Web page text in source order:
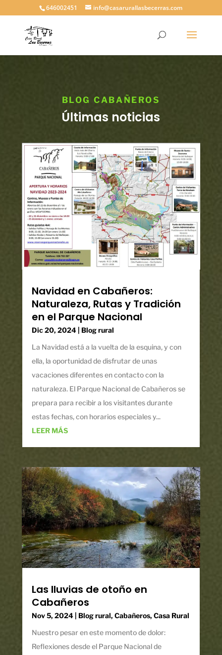
646002451 info@casarurallasbecerras.com
BLOG CABAÑEROS
Últimas noticias
Navidad en Cabañeros:
Naturaleza, Rutas y Tradición
en el Parque Nacional
Dic 20, 2024| Blog rural
La Navidad está a la vuelta de la esquina, y con
ella, la oportunidad de disfrutar de unas
vacaciones diferentes en contacto con la
naturaleza. El Parque Nacional de Cabañeros se
prepara para recibir a los visitantes durante
estas fechas, con horarios especiales y...
LEER MÁS
Las lluvias de otoño en
Cabañeros
Nov 5, 2024| Blog rural, Cabañeros, Casa Rural
Nuestro pesar en este momento de dolor:
Reflexiones desde el Parque Nacional de